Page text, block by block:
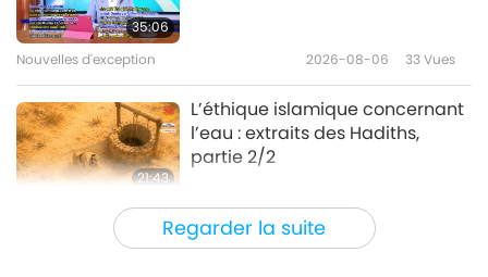
32:43
Regarder la suite
35:06
Nouvelles d'exception 2026-08-06 33Vues
21:43
L’éthique islamique concernant
l’eau : extraits des Hadiths,
partie 2/2
Paroles de sagesse 2026-08-06